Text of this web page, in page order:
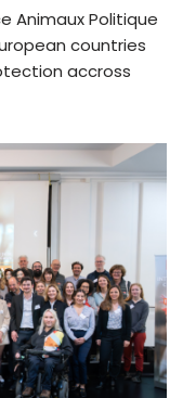
Animaux Politique
countries
accross